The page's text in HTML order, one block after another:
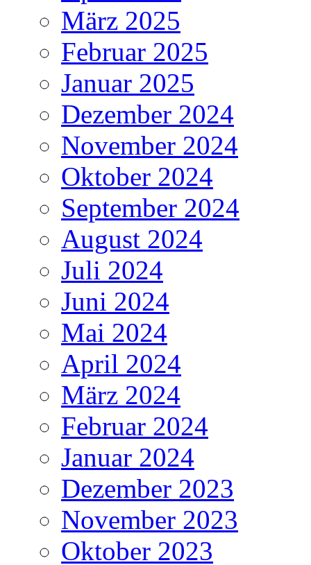
März 2025
Februar 2025
Januar 2025
Dezember 2024
November 2024
Oktober 2024
September 2024
August 2024
Juli 2024
Juni 2024
Mai 2024
April 2024
März 2024
Februar 2024
Januar 2024
Dezember 2023
November 2023
Oktober 2023